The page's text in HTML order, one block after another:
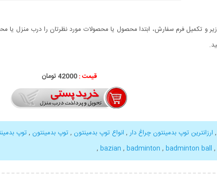
و تکمیل فرم سفارش، ابتدا محصول یا محصولات مورد نظرتان را درب منزل یا
قیمت :42000 تومان
, ارزانترین توپ بدمینتون چراغ دار , انواع توپ بدمینتون , توپ بدمینتون , توپ بدمینتون
, badminton , badminton ball ,
,